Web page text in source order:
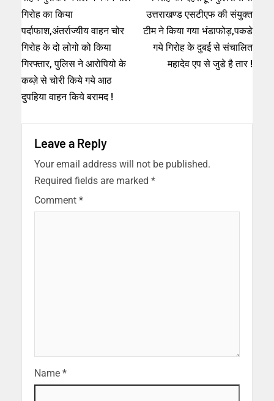
गिरोह का किया
पर्दाफाश,अंतर्राज्यीय वाहन चोर
गिरोह के दो लोगो को किया
गिरफ्तार, पुलिस ने आरोपियो के
कब्ज़े से चोरी किये गये आठ
दुपहिया वाहन किये बरामद !
उत्तराखण्ड एसटीएफ की संयुक्त
टीम ने किया गया भंडाफोड़,पकडे
गये गिरोह के दुबई से संचालित
महादेव एप से जुडे है तार !
Leave a Reply
Your email address will not be published.
Required fields are marked *
Comment *
Name *